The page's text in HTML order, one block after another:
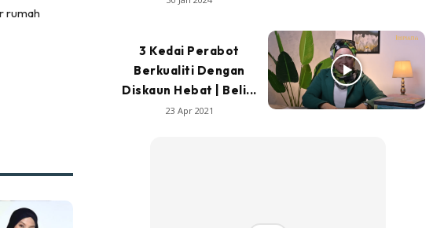
rumah
3 Kedai Perabot
Berkualiti Dengan
Diskaun Hebat | Beli...
23 Apr 2021